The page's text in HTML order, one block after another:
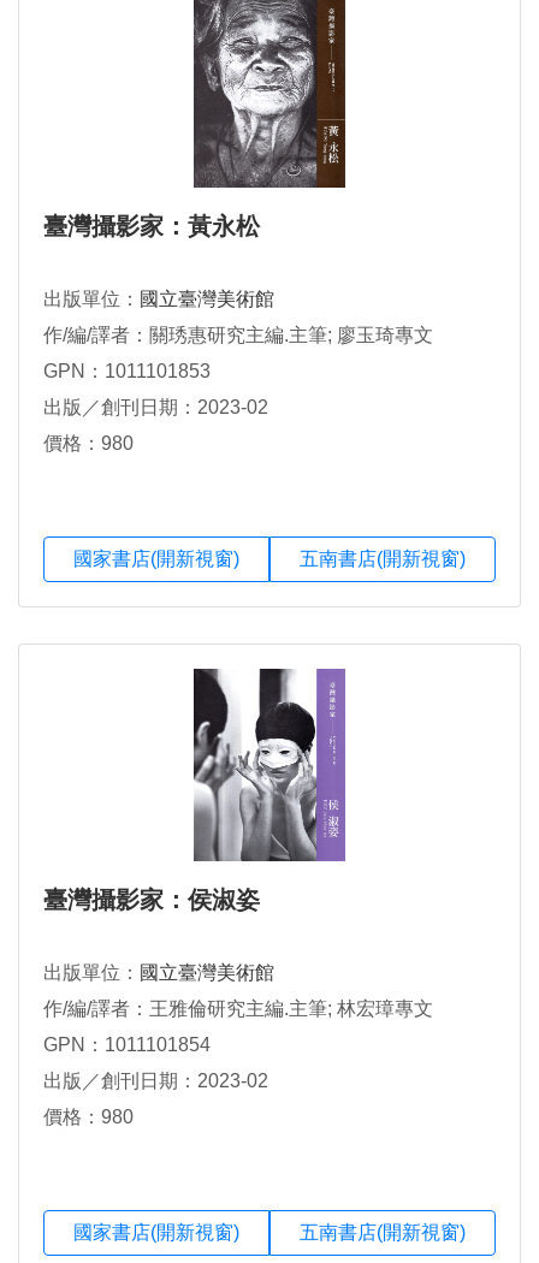
臺灣攝影家：黃永松
出版單位： 國立臺灣美術館
作/編/譯者：關琇惠研究主編.主筆; 廖玉琦專文
GPN：1011101853
出版／創刊日期：2023-02
價格：980
國家書店(開新視窗) 五南書店(開新視窗)
臺灣攝影家：侯淑姿
出版單位： 國立臺灣美術館
作/編/譯者：王雅倫研究主編.主筆; 林宏璋專文
GPN：1011101854
出版／創刊日期：2023-02
價格：980
國家書店(開新視窗) 五南書店(開新視窗)